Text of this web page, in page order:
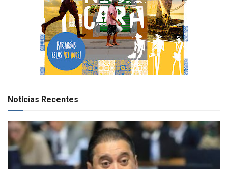
Notícias Recentes